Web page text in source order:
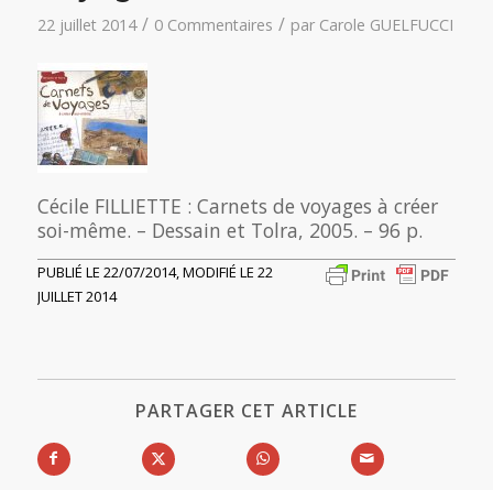
22 juillet 2014 / 0 Commentaires / par Carole GUELFUCCI
Cécile FILLIETTE : Carnets de voyages à créer
soi-même. – Dessain et Tolra, 2005. – 96 p.
PUBLIÉ LE 22/07/2014, MODIFIÉ LE 22
JUILLET 2014
PARTAGER CET ARTICLE